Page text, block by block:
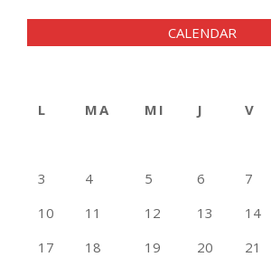
CALENDAR
L
MA MI J V
3
4 5 6 7
10
11 12 13 14
17
18 19 20 21